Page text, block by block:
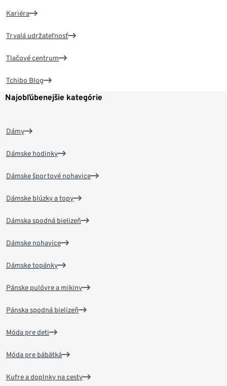
Kariéra
Trvalá udržateľnosť
Tlačové centrum
Tchibo Blog
Najobľúbenejšie kategórie
Dámy
Dámske hodinky
Dámske športové nohavice
Dámske blúzky a topy
Dámska spodná bielizeň
Dámske nohavice
Dámske topánky
Pánske pulóvre a mikiny
Pánska spodná bielizeň
Móda pre deti
Móda pre bábätká
Kufre a doplnky na cesty